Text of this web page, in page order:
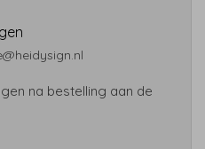
na bestelling aan de